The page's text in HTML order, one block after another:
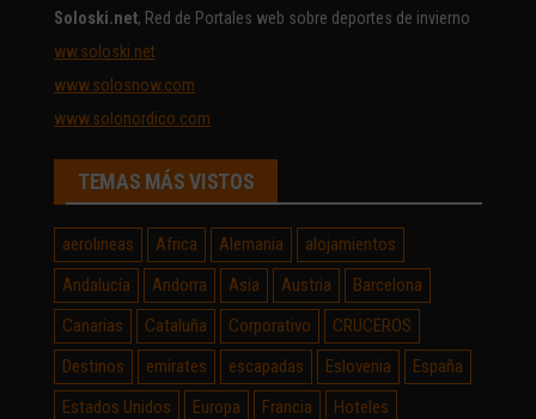
Soloski.net, Red de Portales web sobre deportes de invierno
ww.soloski.net
www.solosnow.com
www.solonordico.com
TEMAS MÁS VISTOS
aerolineas Africa Alemania
alojamientos
Andalucía
Andorra Asia Austria
Barcelona
Canarias
Cataluña Corporativo
CRUCEROS
Destinos
emirates escapadas Eslovenia
España
Estados Unidos
Europa Francia
Hoteles